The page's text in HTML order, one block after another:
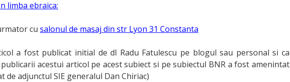
limba ebraica:
cu salonul de masaj din str Lyon 31 Constanta
a fost publicat initial de dl Radu Fatulescu pe blogul sau personal si ca
acestui articol pe acest subiect si pe subiectul BNR a fost amenintat
de adjunctul SIE generalul Dan Chiriac)